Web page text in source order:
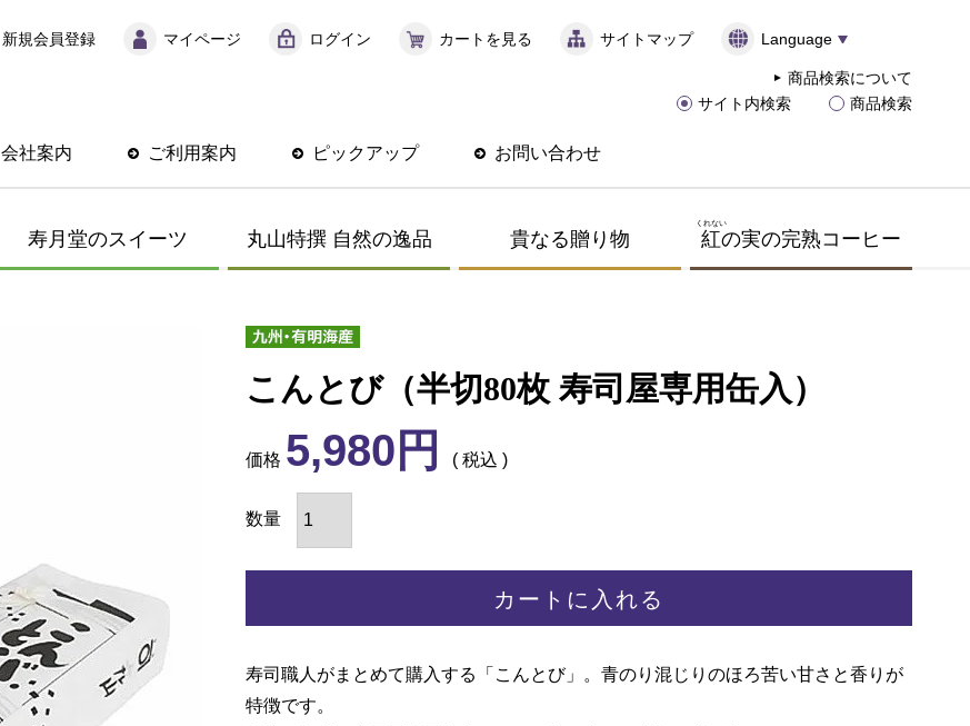
新規会員登録 マイページ ログイン カートを見る サイトマップ Language
会社案内 ご利用案内 ピックアップ お問い合わせ
商品検索について
サイト内検索
商品検索
寿月堂のスイーツ 丸山特撰 自然の逸品 貴なる贈り物 紅
くれない
の実の完熟コーヒー
こんとび（半切80枚 寿司屋専用缶入）
価格 5,980 税込
カートに入れる
寿司職人がまとめて購入する「こんとび」。青のり混じりのほろ苦い甘さと香りが
特徴です。